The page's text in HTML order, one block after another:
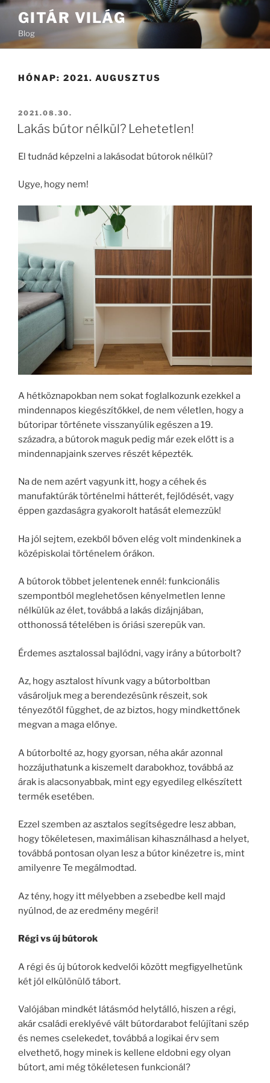
Tartalomhoz
GITÁR VILÁG
Blog
HÓNAP: 2021. AUGUSZTUS
BEKÜLDVE:
2021.08.30.
Lakás bútor nélkül? Lehetetlen!
El tudnád képzelni a lakásodat bútorok nélkül?
Ugye, hogy nem!
A hétköznapokban nem sokat foglalkozunk ezekkel a
mindennapos kiegészítőkkel, de nem véletlen, hogy a
bútoripar története visszanyúlik egészen a 19.
századra, a bútorok maguk pedig már ezek előtt is a
mindennapjaink szerves részét képezték.
Na de nem azért vagyunk itt, hogy a céhek és
manufaktúrák történelmi hátterét, fejlődését, vagy
éppen gazdaságra gyakorolt hatását elemezzük!
Ha jól sejtem, ezekből bőven elég volt mindenkinek a
középiskolai történelem órákon.
A bútorok többet jelentenek ennél: funkcionális
szempontból meglehetősen kényelmetlen lenne
nélkülük az élet, továbbá a lakás dizájnjában,
otthonossá tételében is óriási szerepük van.
Érdemes asztalossal bajlódni, vagy irány a bútorbolt?
Az, hogy asztalost hívunk vagy a bútorboltban
vásároljuk meg a berendezésünk részeit, sok
tényezőtől függhet, de az biztos, hogy mindkettőnek
megvan a maga előnye.
A bútorbolté az, hogy gyorsan, néha akár azonnal
hozzájuthatunk a kiszemelt darabokhoz, továbbá az
árak is alacsonyabbak, mint egy egyedileg elkészített
termék esetében.
Ezzel szemben az asztalos segítségedre lesz abban,
hogy tökéletesen, maximálisan kihasználhasd a helyet,
továbbá pontosan olyan lesz a bútor kinézetre is, mint
amilyenre Te megálmodtad.
Az tény, hogy itt mélyebben a zsebedbe kell majd
nyúlnod, de az eredmény megéri!
Régi vs új bútorok
A régi és új bútorok kedvelői között megfigyelhetünk
két jól elkülönülő tábort.
Valójában mindkét látásmód helytálló, hiszen a régi,
akár családi ereklyévé vált bútordarabot felújítani szép
és nemes cselekedet, továbbá a logikai érv sem
elvethető, hogy minek is kellene eldobni egy olyan
bútort, ami még tökéletesen funkcionál?